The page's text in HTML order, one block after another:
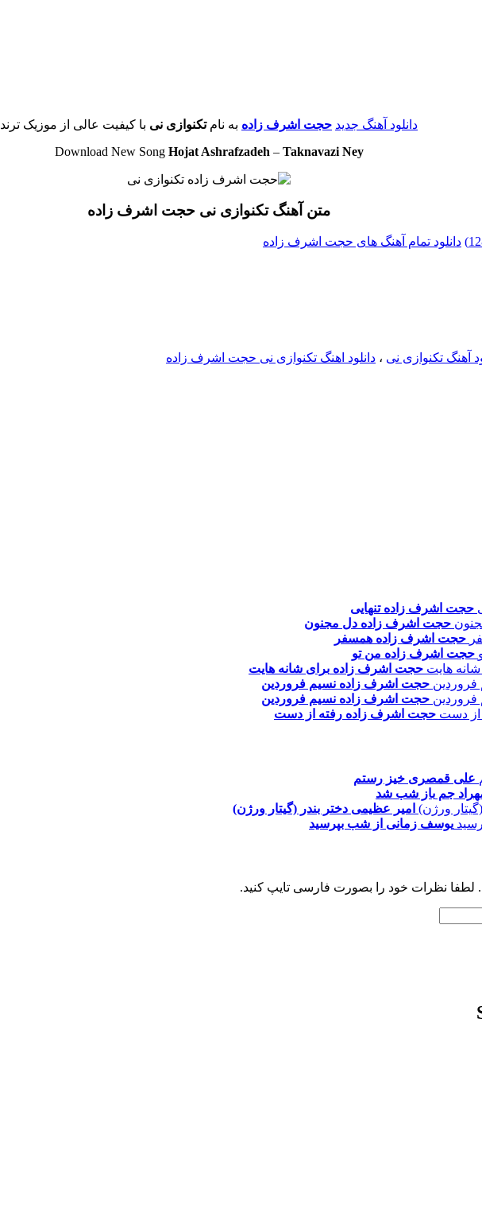
دانلود آهنگ جدید حجت اشرف زاده به نامتکنوازی نی با کیفیت عالی از موزیک ترند
Download New Song Hojat Ashrafzadeh – Taknavazi Ney
متن آهنگ تکنوازی نی حجت اشرف زاده
دانلود تمام آهنگ های حجت اشرف زاده
آهنگ تکنوازی نی ، دانلود اهنگ تکنوازی نی حجت اشرف زاده
حجت اشرف زادهتنهایی
حجت اشرف زاده دل مجنون
حجت اشرف زاده همسفر
حجت اشرف زاده من تو
حجت اشرف زاده برای شانه هایت
حجت اشرف زاده نسیم فروردین
حجت اشرف زاده نسیم فروردین
حجت اشرف زاده رفته از دست
علی قمصری خیز رستم
جم باز شب شد
امیر عظیمی دختر بندر (گیتار ورژن)
یوسف زمانی از شب بپرسید
لطفا نظرات خود را بصورت فارسی تایپ کنید.